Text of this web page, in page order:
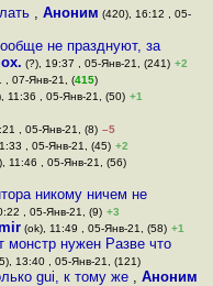
,Аноним (420), 16:12 , 05-
не празднуют, за
(?), 19:37 , 05-Янв-21, (241) +2
, 07-Янв-21, (415)
11:36 , 05-Янв-21, (50) +1
, 05-Янв-21, (8) –5
, 05-Янв-21, (45) +2
11:46 , 05-Янв-21, (56)
никому ничем не
, 05-Янв-21, (9) +3
(ok), 11:49 , 05-Янв-21, (58) +1
монстр нужен Разве что
13:40 , 05-Янв-21, (121)
gui, к тому же ,Аноним